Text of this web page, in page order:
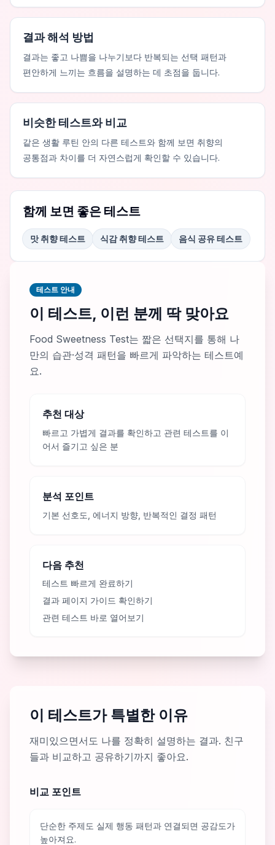
결과 해석 방법
결과는 좋고 나쁨을 나누기보다 반복되는 선택 패턴과
편안하게 느끼는 흐름을 설명하는 데 초점을 둡니다.
비슷한 테스트와 비교
같은 생활 루틴 안의 다른 테스트와 함께 보면 취향의
공통점과 차이를 더 자연스럽게 확인할 수 있습니다.
함께 보면 좋은 테스트
맛 취향 테스트 식감 취향 테스트 음식 공유 테스트
테스트 안내
이 테스트, 이런 분께 딱 맞아요
Food Sweetness Test는 짧은 선택지를 통해 나
만의 습관·성격 패턴을 빠르게 파악하는 테스트예
요.
추천 대상
빠르고 가볍게 결과를 확인하고 관련 테스트를 이
어서 즐기고 싶은 분
분석 포인트
기본 선호도, 에너지 방향, 반복적인 결정 패턴
다음 추천
테스트 빠르게 완료하기
결과 페이지 가이드 확인하기
관련 테스트 바로 열어보기
이 테스트가 특별한 이유
재미있으면서도 나를 정확히 설명하는 결과. 친구
들과 비교하고 공유하기까지 좋아요.
비교 포인트
단순한 주제도 실제 행동 패턴과 연결되면 공감도가
높아져요.